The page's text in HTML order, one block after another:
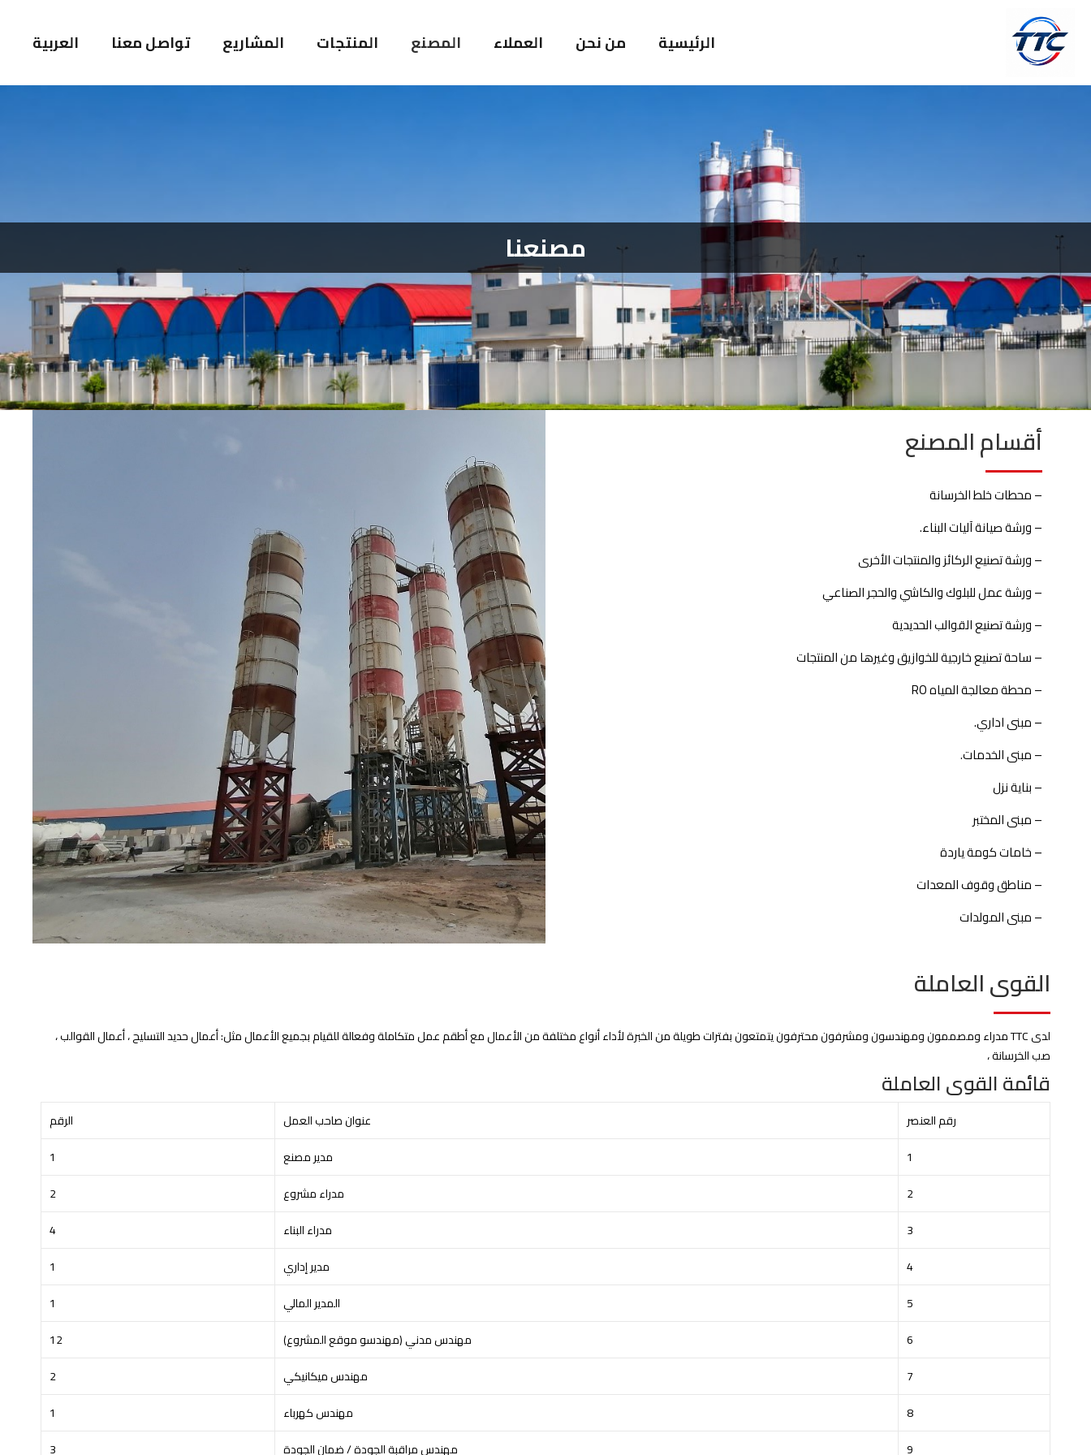
العربية تواصل معنا المشاريع المنتجات المصنع العملاء من نحن الرئيسية
مصنعنا
أقسام المصنع
– محطات خلط الخرسانة
– ورشة صيانة آليات البناء.
– ورشة تصنيع الركائز والمنتجات الأخرى
– ورشة عمل للبلوك والكاشي والحجر الصناعي
– ورشة تصنيع القوالب الحديدية
– ساحة تصنيع خارجية للخوازيق وغيرها من المنتجات
– محطة معالجة المياه RO
– مبنى اداري.
– مبنى الخدمات.
– بناية نزل
– مبنى المختبر
– خامات كومة ياردة
– مناطق وقوف المعدات
– مبنى المولدات
القوى العاملة
لدى TTC مدراء ومصممون ومهندسون ومشرفون محترفون يتمتعون بفترات طويلة من الخبرة لأداء أنواع مختلفة من الأعمال مع أطقم عمل متكاملة وفعالة للقيام بجميع الأعمال مثل: أعمال حديد التسليح ، أعمال القوالب ،
صب الخرسانة ،
قائمة القوى العاملة
رقم العنصر عنوان صاحب العمل
الرقم
1
مدير مصنع
1
2
مدراء مشروع
2
3
مدراء البناء
4
4
مدير إداري
1
5
المدير المالي
1
6
مهندس مدني (مهندسو موقع المشروع)
12
7
مهندس ميكانيكي
2
8
مهندس كهرباء
1
9
مهندس مراقبة الجودة / ضمان الجودة
3